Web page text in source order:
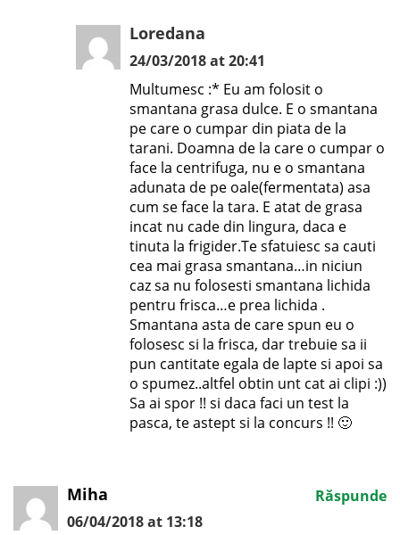
Loredana
24/03/2018 at 20:41
Multumesc :* Eu am folosit o
smantana grasa dulce. E o smantana
pe care o cumpar din piata de la
tarani. Doamna de la care o cumpar o
face la centrifuga, nu e o smantana
adunata de pe oale(fermentata) asa
cum se face la tara. E atat de grasa
incat nu cade din lingura, daca e
tinuta la frigider.Te sfatuiesc sa cauti
cea mai grasa smantana…in niciun
caz sa nu folosesti smantana lichida
pentru frisca…e prea lichida .
Smantana asta de care spun eu o
folosesc si la frisca, dar trebuie sa ii
pun cantitate egala de lapte si apoi sa
o spumez..altfel obtin unt cat ai clipi :))
Sa ai spor !! si daca faci un test la
pasca, te astept si la concurs !! 🙂
Miha
06/04/2018 at 13:18
Răspunde